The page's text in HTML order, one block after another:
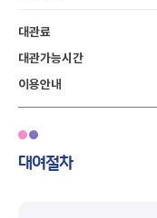
대관료
대관가능시간
이용안내
대여절차